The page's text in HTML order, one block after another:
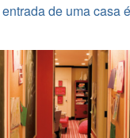
de uma casa